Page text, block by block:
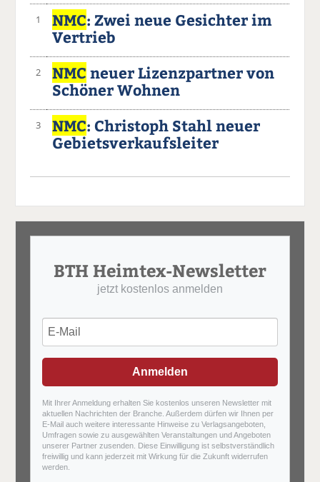
1 NMC: Zwei neue Gesichter im
Vertrieb
2 NMC neuer Lizenzpartner von
Schöner Wohnen
3 NMC: Christoph Stahl neuer
Gebietsverkaufsleiter
BTH Heimtex-Newsletter
jetzt kostenlos anmelden
Anmelden
Mit Ihrer Anmeldung erhalten Sie kostenlos unseren Newsletter mit
aktuellen Nachrichten der Branche. Außerdem dürfen wir Ihnen per
E-Mail auch weitere interessante Hinweise zu Verlagsangeboten,
Umfragen sowie zu ausgewählten Veranstaltungen und Angeboten
unserer Partner zusenden. Diese Einwilligung ist selbstverständlich
freiwillig und kann jederzeit mit Wirkung für die Zukunft widerrufen
werden.